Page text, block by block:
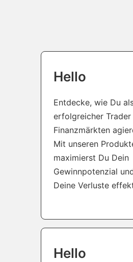
Hello
Entdecke, wie Du
erfolgreicher Trader
Finanzmärkten
Mit unseren
maximierst Du Dein
Gewinnpotenzial
Deine Verluste
Hello